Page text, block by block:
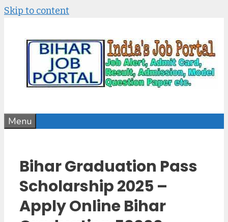
Skip to content
Menu
Bihar Graduation Pass
Scholarship 2025 –
Apply Online Bihar